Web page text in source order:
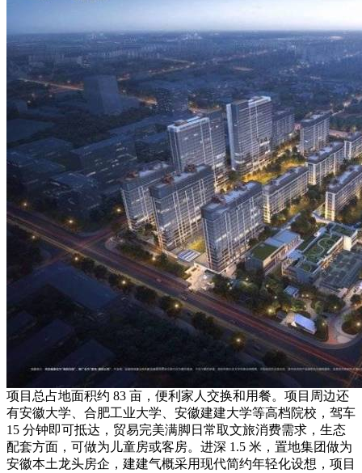
项目总占地面积约 83 亩，便利家人交换和用餐。项目周边还
有安徽大学、合肥工业大学、安徽建建大学等高档院校，驾车
15 分钟即可抵达，贸易完美满脚日常取文旅消费需求，生态
配套方面，可做为儿童房或客房。进深 1.5 米，置地集团做为
安徽本土龙头房企，建建气概采用现代简约年轻化设想，项目